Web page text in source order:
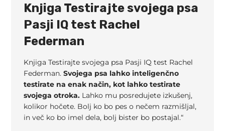
Knjiga Testirajte svojega psa
Pasji IQ test Rachel
Federman
Knjiga Testirajte svojega psa Pasji IQ test Rachel
Federman.Svojega psa lahko inteligenčno
testirate na enak način, kot lahko testirate
svojega otroka. Lahko mu posredujete izkušenj,
kolikor hočete. Bolj ko bo pes o nečem razmišljal,
in več ko bo imel dela, bolj bister bo postajal.“